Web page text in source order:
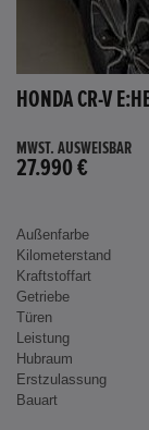
MWST. AUSWEISBAR
Außenfarbe
Kilometerstand
Kraftstoffart
Getriebe
Türen
Leistung
Hubraum
Erstzulassung